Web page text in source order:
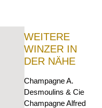
WEITERE
WINZER IN
DER NÄHE
Champagne A.
Desmoulins & Cie
Champagne Alfred